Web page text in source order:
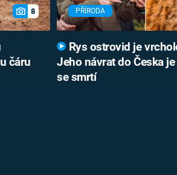
8
čáru
PŘÍRODA
Rys ostrovid je
Jeho návrat do Česka
se smrtí